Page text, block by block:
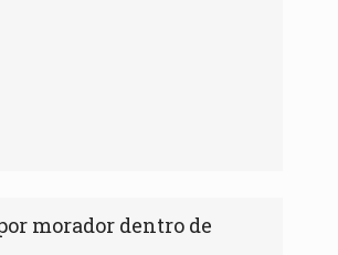
morador dentro de